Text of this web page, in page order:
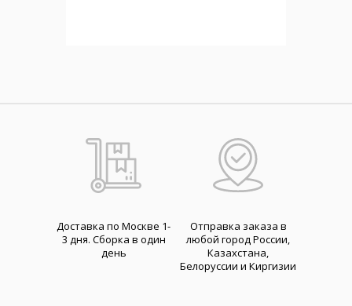
Доставка по Москве 1-
3 дня. Cборка в один
день
Отправка заказа в
любой город России,
Казахстана,
Белоруссии и Киргизии